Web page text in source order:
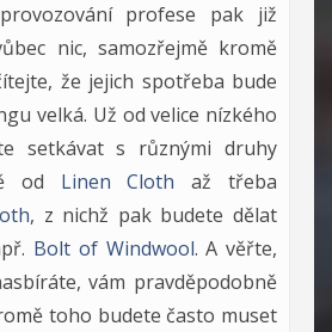
profese pak již
nic, samozřejmě kromě
že jejich spotřeba bude
velká. Už od velice nízkého
setkávat s různými druhy
od Linen Cloth až třeba
, z nichž pak budete dělat
Bolt of Windwool. A věřte,
vám pravděpodobně
toho budete často muset